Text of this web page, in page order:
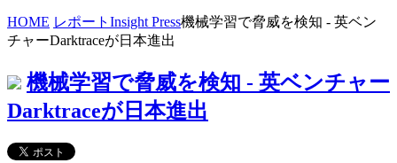
HOME レポート Insight Press機械学習で脅威を検知 - 英ベン
チャーDarktraceが日本進出
機械学習で脅威を検知 - 英ベンチャー
Darktraceが日本進出